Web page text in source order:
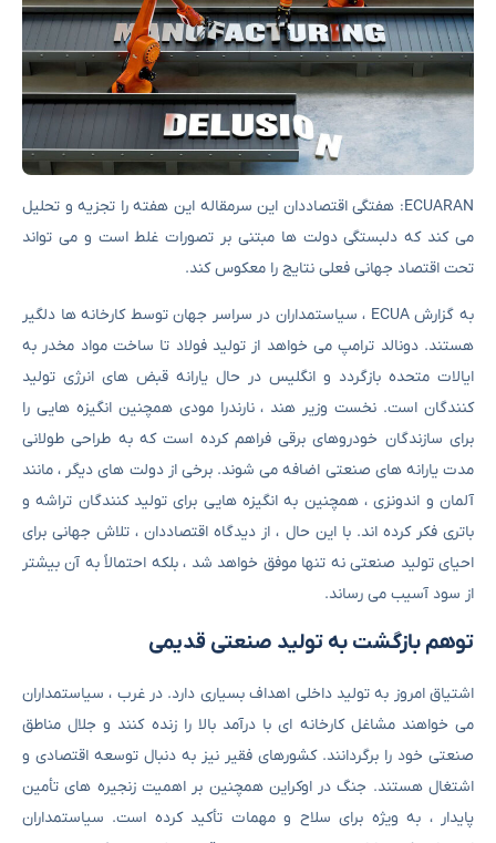
ECUARAN: هفتگی اقتصاددان این سرمقاله این هفته را تجزیه و تحلیل
می کند که دلبستگی دولت ها مبتنی بر تصورات غلط است و می تواند
تحت اقتصاد جهانی فعلی نتایج را معکوس کند.
به گزارش ECUA ، سیاستمداران در سراسر جهان توسط کارخانه ها دلگیر
هستند. دونالد ترامپ می خواهد از تولید فولاد تا ساخت مواد مخدر به
ایالات متحده بازگردد و انگلیس در حال یارانه قبض های انرژی تولید
کنندگان است. نخست وزیر هند ، نارندرا مودی همچنین انگیزه هایی را
برای سازندگان خودروهای برقی فراهم کرده است که به طراحی طولانی
مدت یارانه های صنعتی اضافه می شوند. برخی از دولت های دیگر ، مانند
آلمان و اندونزی ، همچنین به انگیزه هایی برای تولید کنندگان تراشه و
باتری فکر کرده اند. با این حال ، از دیدگاه اقتصاددان ، تلاش جهانی برای
احیای تولید صنعتی نه تنها موفق خواهد شد ، بلکه احتمالاً به آن بیشتر
از سود آسیب می رساند.
توهم بازگشت به تولید صنعتی قدیمی
اشتیاق امروز به تولید داخلی اهداف بسیاری دارد. در غرب ، سیاستمداران
می خواهند مشاغل کارخانه ای با درآمد بالا را زنده کنند و جلال مناطق
صنعتی خود را برگردانند. کشورهای فقیر نیز به دنبال توسعه اقتصادی و
اشتغال هستند. جنگ در اوکراین همچنین بر اهمیت زنجیره های تأمین
پایدار ، به ویژه برای سلاح و مهمات تأکید کرده است. سیاستمداران